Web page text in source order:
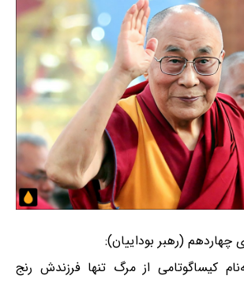
چهاردهم (رهبر بوداییان):
کیساگوتامی از مرگ تنها فرزندش رنج